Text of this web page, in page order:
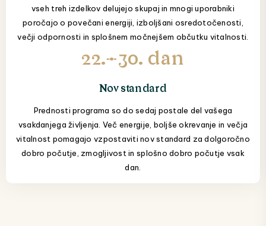
vseh treh izdelkov delujejo skupaj in mnogi uporabniki
poročajo o povečani energiji, izboljšani osredotočenosti,
večji odpornosti in splošnem močnejšem občutku vitalnosti.
22.–30. dan
Nov standard
Prednosti programa so do sedaj postale del vašega
vsakdanjega življenja. Več energije, boljše okrevanje in večja
vitalnost pomagajo vzpostaviti nov standard za dolgoročno
dobro počutje, zmogljivost in splošno dobro počutje vsak
dan.